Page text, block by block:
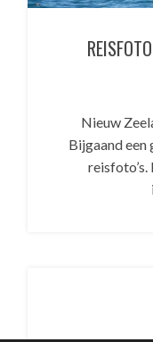
Nieuw
Bijgaand een